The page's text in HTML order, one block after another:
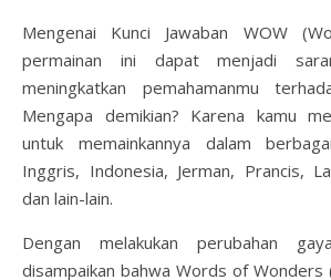
Mengenai Kunci Jawaban WOW
permainan ini dapat menjadi
meningkatkan pemahamanmu
Mengapa demikian? Karena kamu
untuk memainkannya dalam
Inggris, Indonesia, Jerman, Prancis,
dan lain-lain.
Dengan melakukan perubahan
disampaikan bahwa Words of Wonders